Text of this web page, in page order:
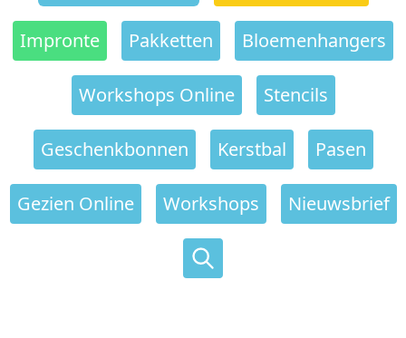
Impronte Pakketten Bloemenhangers
Workshops Online Stencils
Geschenkbonnen Kerstbal Pasen
Gezien Online Workshops Nieuwsbrief